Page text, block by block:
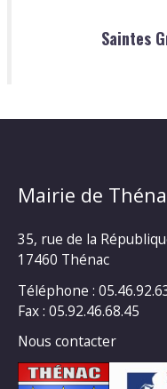
Saintes
Mairie de
35, rue de la
17460 Thénac
Téléphone :
Fax : 05.92.46.68.45
Nous contacter